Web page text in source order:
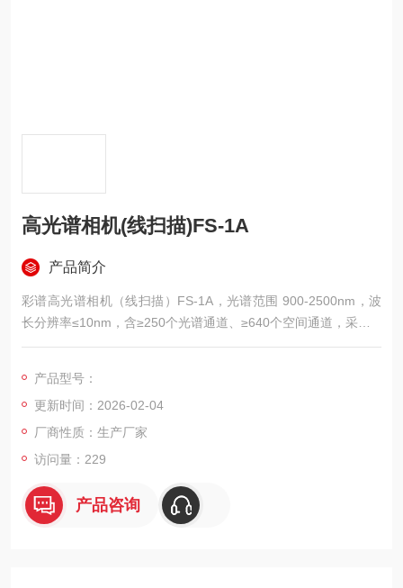
高光谱相机(线扫描)FS-1A
产品简介
彩谱高光谱相机（线扫描）FS-1A，光谱范围 900-2500nm，波
长分辨率≤10nm，含≥250个光谱通道、≥640个空间通道，采用M
CT探测器与斯特林制冷，帧频 200fps，接口为USB3.0或千兆
量分析、无损岩心扫描、文博检测等领域，拥有自主知识产权。
产品型号：
更新时间：2026-02-04
厂商性质：生产厂家
访问量：229
产品咨询